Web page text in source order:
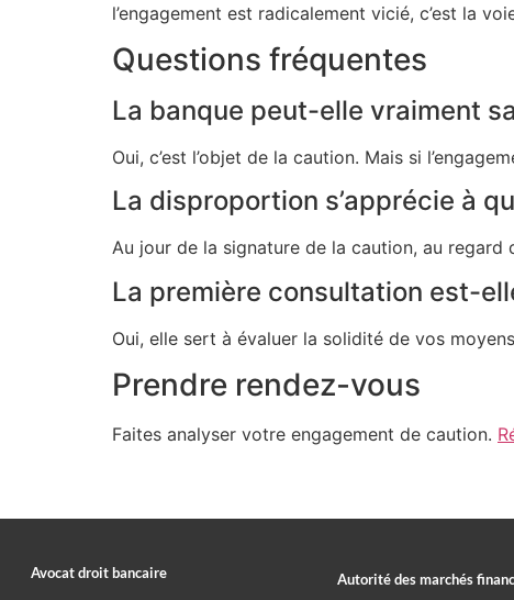
l’engagement est radicalement vicié, c’est la
Questions fréquentes
La banque peut-elle vraiment
Oui, c’est l’objet de la caution. Mais si
La disproportion s’apprécie à
Au jour de la signature de la caution, au regard
La première consultation est-
Oui, elle sert à évaluer la solidité de vos
Prendre rendez-vous
Faites analyser votre engagement de caution.
Avocat droit bancaire Autorité des marchés